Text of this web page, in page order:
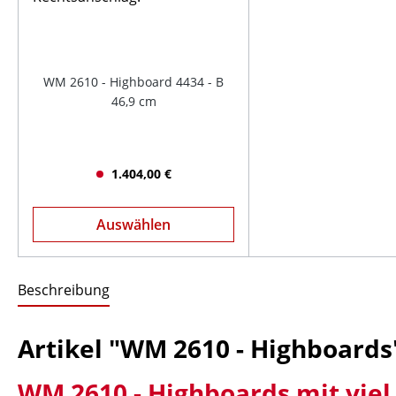
WM 2610 - Highboard 4434 - B
46,9 cm
1.404,00 €
Auswählen
Beschreibung
Artikel "WM 2610 -